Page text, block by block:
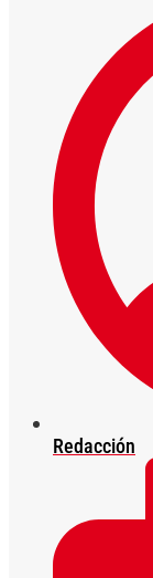
Redacción